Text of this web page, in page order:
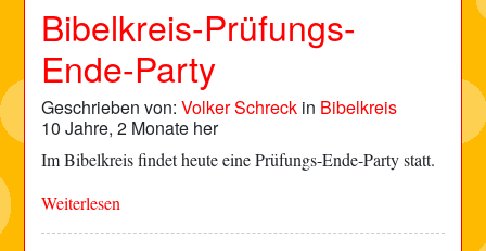
Bibelkreis-Prüfungs-
Ende-Party
Geschrieben von:Volker Schreck in Bibelkreis
10 Jahre, 2 Monate her
Im Bibelkreis findet heute eine Prüfungs-Ende-Party statt.
Weiterlesen